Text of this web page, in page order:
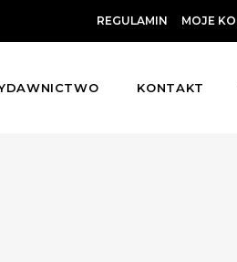
REGULAMIN MOJE
KONTAKT